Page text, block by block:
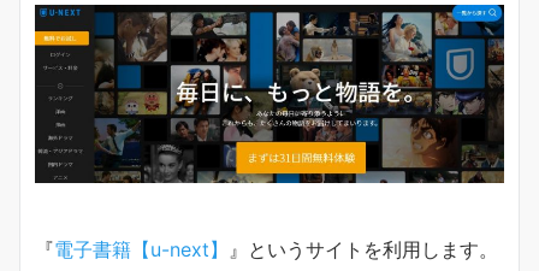
『電子書籍【u-next】 』というサイトを利用します。